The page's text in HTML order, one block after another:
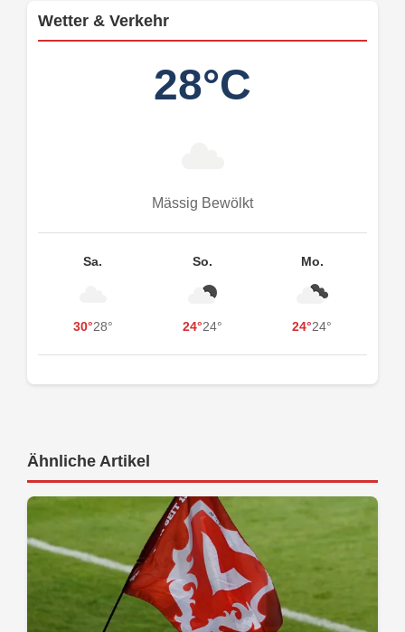
Wetter & Verkehr
28°C
Mässig Bewölkt
Sa.
30°28°
So.
24°24°
Mo.
24°24°
Ähnliche Artikel